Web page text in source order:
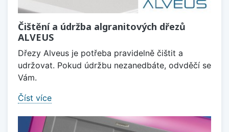
Čištění a údržba algranitových dřezů
ALVEUS
Dřezy Alveus je potřeba pravidelně čištit a
udržovat. Pokud údržbu nezanedbáte, odvděčí se
Vám.
Číst více